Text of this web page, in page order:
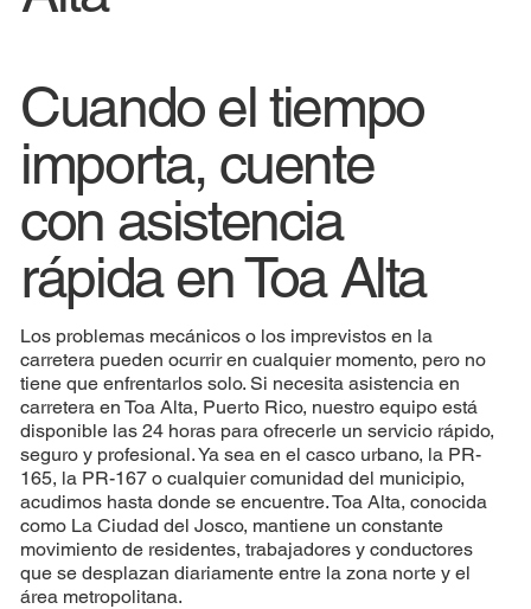
Cuando el tiempo
importa, cuente
con asistencia
rápida en Toa Alta
Los problemas mecánicos o los imprevistos en la
carretera pueden ocurrir en cualquier momento, pero no
tiene que enfrentarlos solo. Si necesita asistencia en
carretera en Toa Alta, Puerto Rico, nuestro equipo está
disponible las 24 horas para ofrecerle un servicio rápido,
seguro y profesional. Ya sea en el casco urbano, la PR-
165, la PR-167 o cualquier comunidad del municipio,
acudimos hasta donde se encuentre. Toa Alta, conocida
como La Ciudad del Josco, mantiene un constante
movimiento de residentes, trabajadores y conductores
que se desplazan diariamente entre la zona norte y el
área metropolitana.